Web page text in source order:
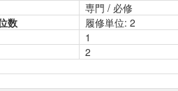
専門 / 必修
数
履修単位: 2
1
2